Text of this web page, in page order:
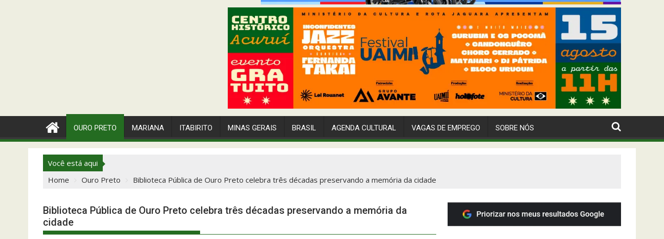
OURO PRETO MARIANA ITABIRITO MINAS GERAIS BRASIL AGENDA CULTURAL VAGAS DE EMPREGO SOBRE NÓS
Você está aqui
Home
Ouro Preto Biblioteca Pública de Ouro Preto celebra três décadas preservando a memória da cidade
Biblioteca Pública de Ouro Preto celebra três décadas preservando a memória da
cidade